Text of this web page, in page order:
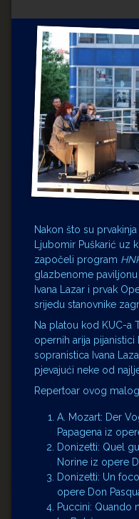
Drugi autori
Drugi autori
Matea Andrić
Ljiljana Lekanić-Kljaić
Željko Krznarić
Mario Lovreković
Nakon što su
Ljubomir Puškarić uz
započeli program
glazbenome
Ivana Lazar i prvak
srijedu stanovnike
Na platou kod KUC-a
opernih arija
sopranistica Ivana
pjevajući neke od
Repertoar ovog
A. Mozart: Der
Papagena iz
Donizetti: Quel
Norine iz opere
Donizetti: Un
opere Don
Puccini: Quando